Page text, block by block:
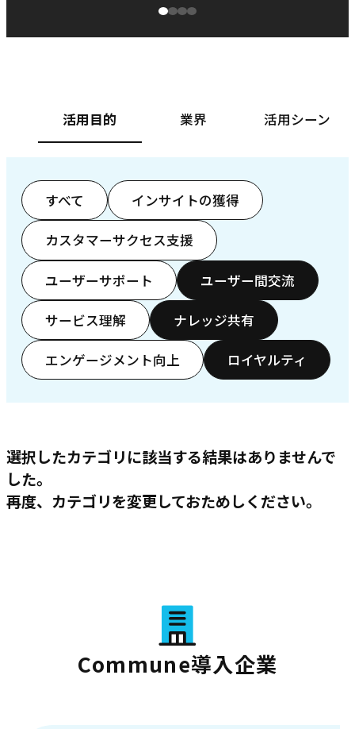
活用目的 業界 活用シーン
すべて インサイトの獲得
カスタマーサクセス支援
ユーザーサポート ユーザー間交流
サービス理解 ナレッジ共有
エンゲージメント向上 ロイヤルティ
選択したカテゴリに該当する結果はありませんで
した。
再度、カテゴリを変更しておためしください。
Commune導入企業